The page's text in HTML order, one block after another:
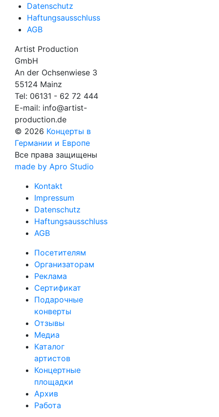
Datenschutz
Haftungsausschluss
AGB
Artist Production
GmbH
An der Ochsenwiese 3
55124 Mainz
Tel: 06131 - 62 72 444
E-mail: info@artist-
production.de
© 2026 Концерты в
Германии и Европе
Все права защищены
made by Apro Studio
Kontakt
Impressum
Datenschutz
Haftungsausschluss
AGB
Посетителям
Организаторам
Реклама
Сертификат
Подарочные
конверты
Отзывы
Медиа
Каталог
артистов
Концертные
площадки
Архив
Работа